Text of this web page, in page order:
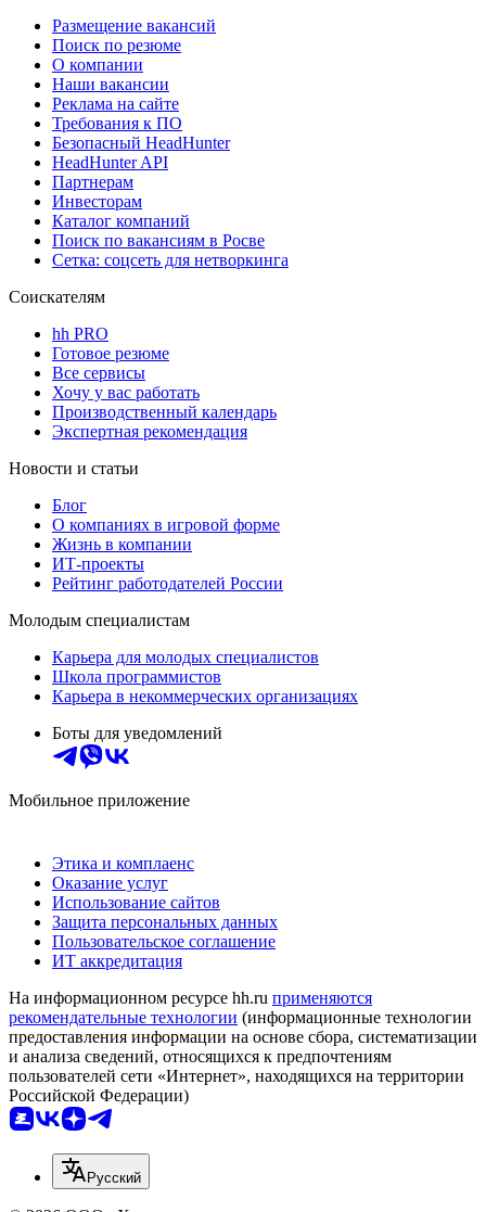
Размещение вакансий
Поиск по резюме
О компании
Наши вакансии
Реклама на сайте
Требования к ПО
Безопасный HeadHunter
HeadHunter API
Партнерам
Инвесторам
Каталог компаний
Поиск по вакансиям в Росве
Сетка: соцсеть для нетворкинга
Соискателям
hh PRO
Готовое резюме
Все сервисы
Хочу у вас работать
Производственный календарь
Экспертная рекомендация
Новости и статьи
Блог
О компаниях в игровой форме
Жизнь в компании
ИТ-проекты
Рейтинг работодателей России
Молодым специалистам
Карьера для молодых специалистов
Школа программистов
Карьера в некоммерческих организациях
Боты для уведомлений
Мобильное приложение
Этика и комплаенс
Оказание услуг
Использование сайтов
Защита персональных данных
Пользовательское соглашение
ИТ аккредитация
На информационном ресурсе hh.ru применяются
рекомендательные технологии (информационные технологии
предоставления информации на основе сбора, систематизации
и анализа сведений, относящихся к предпочтениям
пользователей сети «Интернет», находящихся на территории
Российской Федерации)
Русский